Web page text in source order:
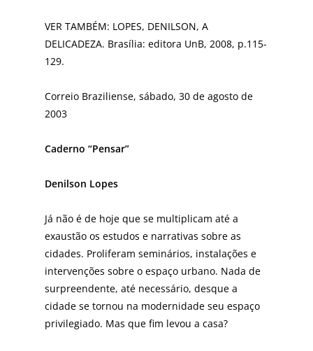
VER TAMBÉM: LOPES, DENILSON, A
DELICADEZA. Brasília: editora UnB, 2008, p.115-
129.
Correio Braziliense, sábado, 30 de agosto de
2003
Caderno “Pensar”
Denilson Lopes
Já não é de hoje que se multiplicam até a
exaustão os estudos e narrativas sobre as
cidades. Proliferam se­minários, instalações e
intervenções sobre o espaço urbano. Nada de
surpreendente, até necessário, des­que a
cidade se tornou na modernidade seu espaço
privilegiado. Mas que fim levou a casa?